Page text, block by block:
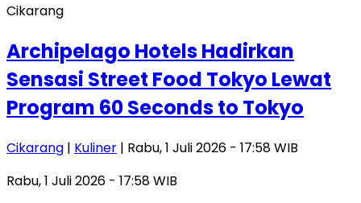
Cikarang
Archipelago Hotels Hadirkan
Sensasi Street Food Tokyo Lewat
Program 60 Seconds to Tokyo
Cikarang | Kuliner | Rabu, 1 Juli 2026 - 17:58 WIB
Rabu, 1 Juli 2026 - 17:58 WIB